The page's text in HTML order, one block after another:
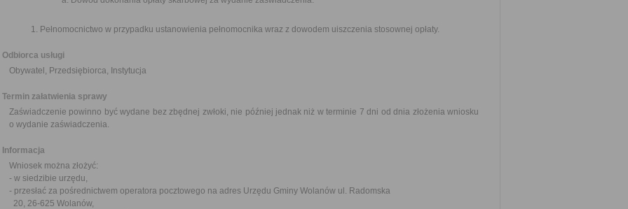
Pełnomocnictwo w przypadku ustanowienia pełnomocnika wraz z dowodem uiszczenia stosownej opłaty.
Odbiorca usługi
Obywatel, Przedsiębiorca, Instytucja
Termin załatwienia sprawy
Zaświadczenie powinno być wydane bez zbędnej zwłoki, nie później jednak niż w terminie 7 dni od dnia złożenia wniosku
o wydanie zaświadczenia.
Informacja
Wniosek można złożyć:
- w siedzibie urzędu,
- przesłać za pośrednictwem operatora pocztowego na adres Urzędu Gminy Wolanów ul. Radomska
20, 26-625 Wolanów,